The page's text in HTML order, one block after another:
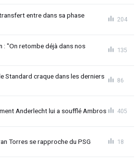
entre dans sa phase
204
: "On retombe déjà dans nos
135
Standard craque dans les derniers
86
Anderlecht lui a soufflé Ambros 405
Torres se rapproche du PSG 18